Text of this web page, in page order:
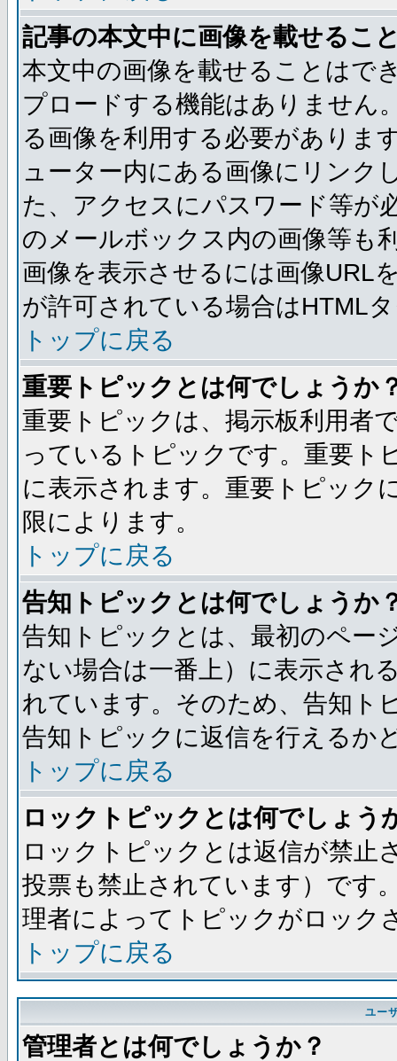
記事の本文中に画像を載せるこ
本文中の画像を載せることはで
プロードする機能はありません
る画像を利用する必要がありま
ューター内にある画像にリンク
た、アクセスにパスワード等が
のメールボックス内の画像等も
画像を表示させるには画像URL
が許可されている場合はHTML
トップに戻る
重要トピックとは何でしょうか
重要トピックは、掲示板利用者
っているトピックです。重要ト
に表示されます。重要トピック
限によります。
トップに戻る
告知トピックとは何でしょうか
告知トピックとは、最初のペー
ない場合は一番上）に表示され
れています。そのため、告知ト
告知トピックに返信を行えるか
トップに戻る
ロックトピックとは何でしょう
ロックトピックとは返信が禁止
投票も禁止されています）です
理者によってトピックがロック
トップに戻る
ユー
管理者とは何でしょうか？